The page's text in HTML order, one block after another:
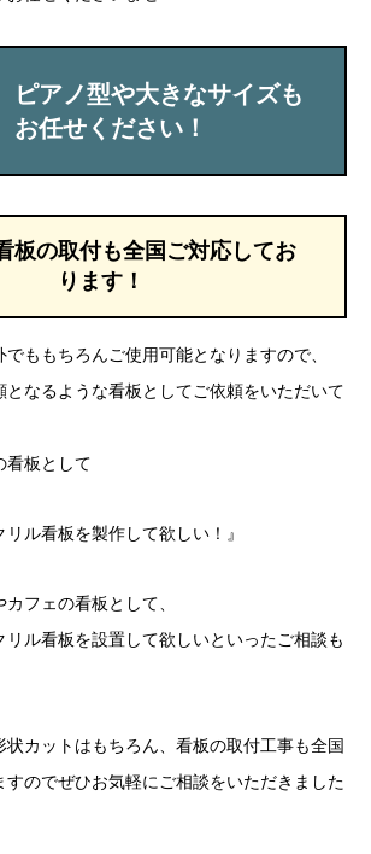
ピアノ型や大きなサイズも
お任せください！
板の取付も全国ご対応してお
ります！
ももちろんご使用可能となりますので、
となるような看板としてご依頼をいただいて
看板として
リル看板を製作して欲しい！』
フェの看板として、
リル看板を設置して欲しいといったご相談も
状カットはもちろん、看板の取付工事も全国
すのでぜひお気軽にご相談をいただきました